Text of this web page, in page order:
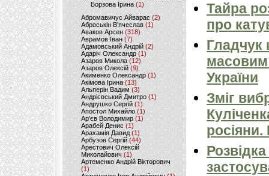
Борзова Ірина(1)
Абромавичус Айварас (2)
Аброськін В’ячеслав(1)
Аваков Арсен (318)
Аврамов Іван (7)
Адамовський Андрій(2)
Адаріч Олександр (1)
Азаров Микола (12)
Азаров Олексій (9)
Акименко Олександр(1)
Акімова Ірина(13)
Альперін Вадим (3)
Андрієвський Дмитро(1)
Андрушко Сергій(1)
Апостол Михайло(1)
Ар'єв Володимир (1)
Арабей Денис(1)
Арахамія Давид (1)
Арбузов Сергій (44)
Арестович Олексій
Миколайович(1)
Артеменко Андрій Вікторович
(1)
Тайра
про
Гладчук
України
Зміг
росіяни.